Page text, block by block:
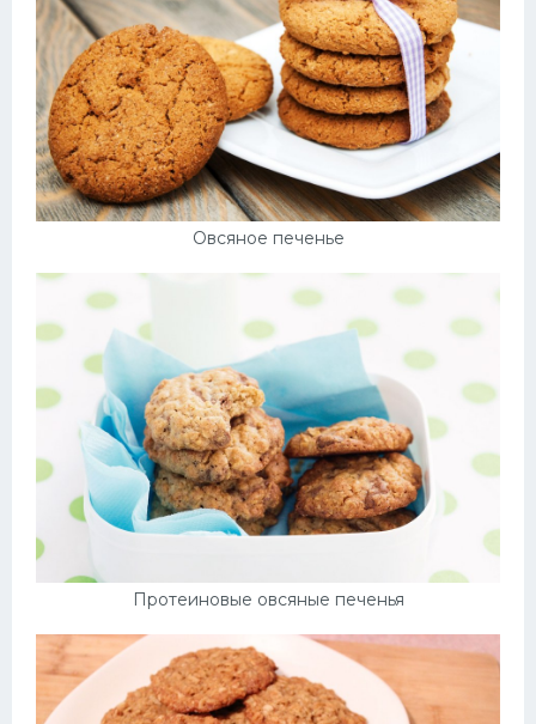
Овсяное печенье
Протеиновые овсяные печенья